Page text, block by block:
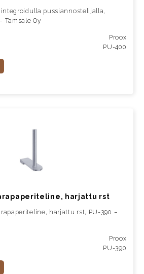
pussiannostelijalla,
Tamsale Oy
Proox
PU-400
harjattu rst
harjattu rst, PU-390 –
Proox
PU-390